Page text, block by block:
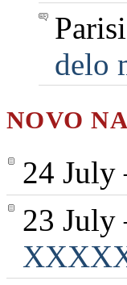
delo
NOVO
24 July
23 July